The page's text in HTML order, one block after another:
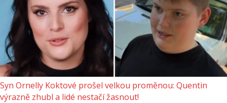
Syn Ornelly Koktové prošel velkou proměnou: Quentin
výrazně zhubl a lidé nestačí žasnout!